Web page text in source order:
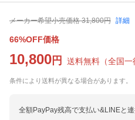
メーカー希望小売価格 31,800円 詳細
66%OFF価格
10,800 円 送料無料 （全国一
条件により送料が異なる場合があります。
全額PayPay残高で支払い&LINEと